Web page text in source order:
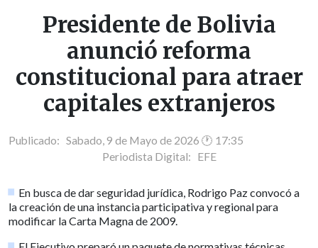
Presidente de Bolivia
anunció reforma
constitucional para atraer
capitales extranjeros
Publicado: Sabado, 9 de Mayo de 2026 🕐 17:35
Periodista Digital: EFE
En busca de dar seguridad jurídica, Rodrigo Paz convocó a
la creación de una instancia participativa y regional para
modificar la Carta Magna de 2009.